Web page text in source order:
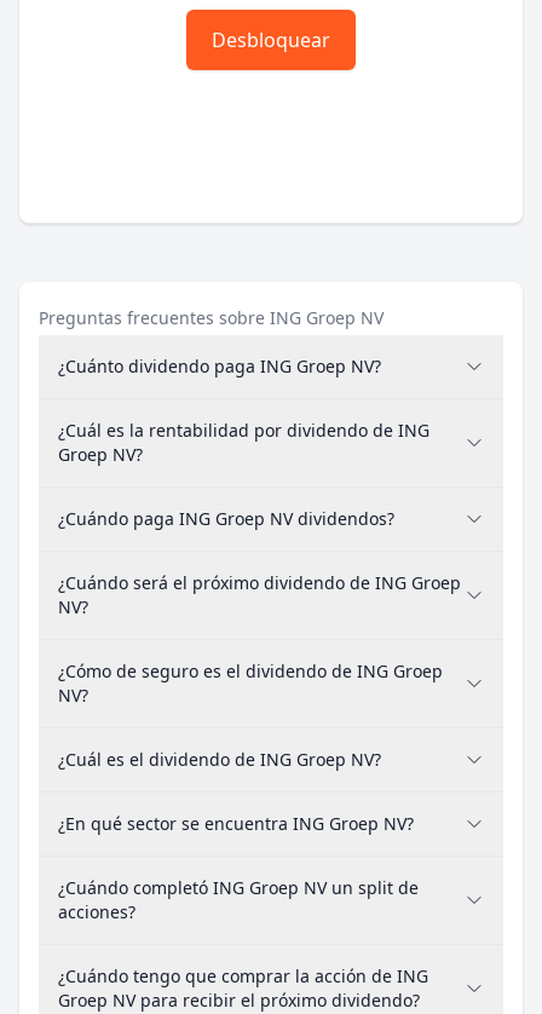
Desbloquear
Preguntas frecuentes sobre ING Groep NV
¿Cuánto dividendo paga ING Groep NV?
¿Cuál es la rentabilidad por dividendo de ING
Groep NV?
¿Cuándo paga ING Groep NV dividendos?
¿Cuándo será el próximo dividendo de ING Groep
NV?
¿Cómo de seguro es el dividendo de ING Groep
NV?
¿Cuál es el dividendo de ING Groep NV?
¿En qué sector se encuentra ING Groep NV?
¿Cuándo completó ING Groep NV un split de
acciones?
¿Cuándo tengo que comprar la acción de ING
Groep NV para recibir el próximo dividendo?